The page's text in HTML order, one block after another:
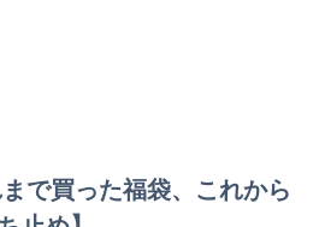
まで買った福袋、これから